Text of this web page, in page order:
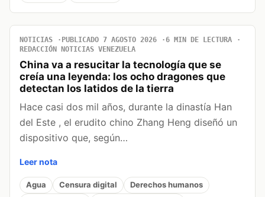
NOTICIAS PUBLICADO 7 AGOSTO 2026
6 MIN DE LECTURA
REDACCIÓN NOTICIAS VENEZUELA
China va a resucitar la tecnología que se
creía una leyenda: los ocho dragones que
detectan los latidos de la tierra
Hace casi dos mil años, durante la dinastía Han
del Este , el erudito chino Zhang Heng diseñó un
dispositivo que, según…
Leer nota
Agua Censura digital
Derechos humanos